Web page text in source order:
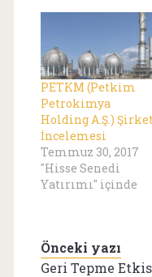
PETKM (Petkim
Petrokimya
Holding A.Ş.)
İncelemesi
Temmuz 30, 2017
"Hisse Senedi
Yatırımı" içinde
Önceki yazı
Geri Tepme